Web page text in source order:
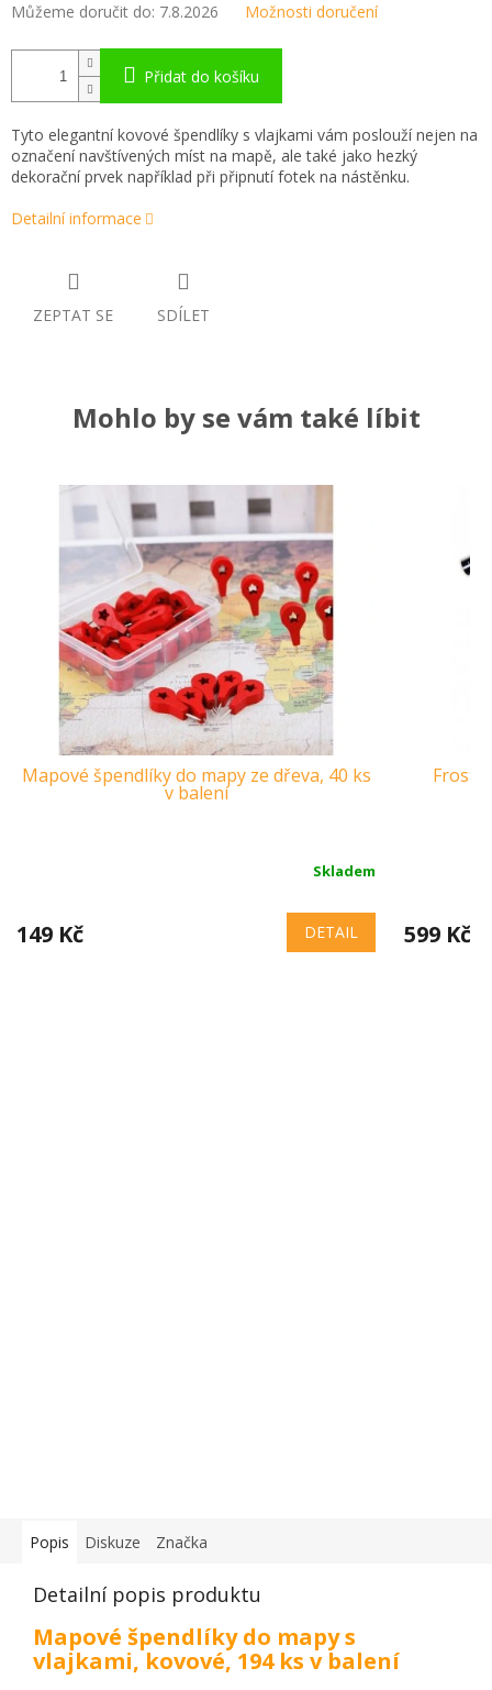
Můžeme doručit do: 7.8.2026 Možnosti doručení
Přidat do košíku
Tyto elegantní kovové špendlíky s vlajkami vám poslouží nejen na
označení navštívených míst na mapě, ale také jako hezký
dekorační prvek například při připnutí fotek na nástěnku.
Detailní informace
ZEPTAT SE SDÍLET
Mohlo by se vám také líbit
Mapové špendlíky do mapy ze dřeva, 40 ks
v balení
Skladem
149 Kč DETAIL 599 Kč
Popis Diskuze Značka
Detailní popis produktu
Mapové špendlíky do mapy s
vlajkami, kovové, 194 ks v balení